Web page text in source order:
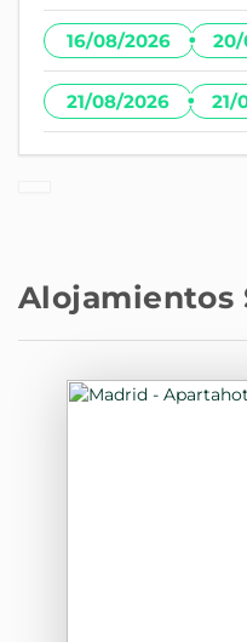
16/08/2026 ·
21/08/2026 · 21/
Alojamientos